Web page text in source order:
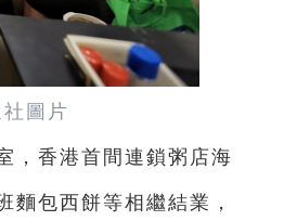
圖片
，香港首間連鎖粥店海
麵包西餅等相繼結業，